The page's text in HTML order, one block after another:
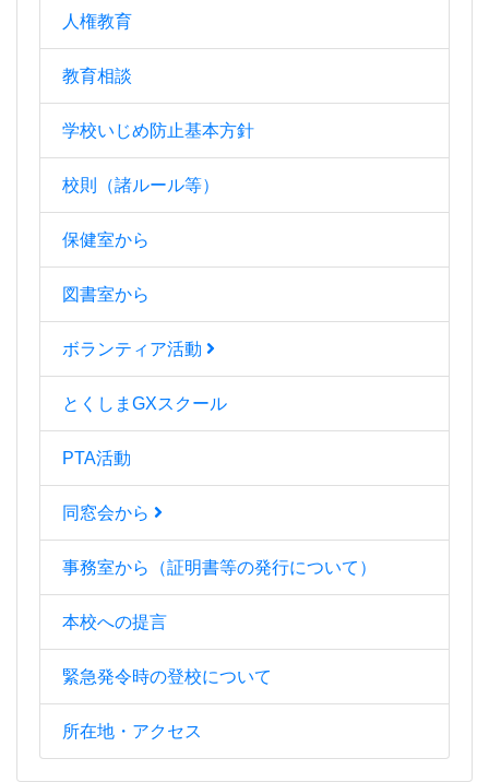
人権教育
教育相談
学校いじめ防止基本方針
校則（諸ルール等）
保健室から
図書室から
ボランティア活動
とくしまGXスクール
PTA活動
同窓会から
事務室から（証明書等の発行について）
本校への提言
緊急発令時の登校について
所在地・アクセス